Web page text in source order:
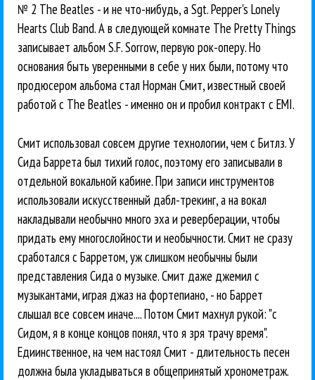
№ 2 The Beatles - и не что-нибудь, а Sgt. Pepper's Lonely
Hearts Club Band. А в следующей комнате The Pretty Things
записывает альбом S.F. Sorrow, первую рок-оперу. Но
основания быть уверенными в себе у них были, потому что
продюсером альбома стал Норман Смит, известный своей
работой с The Beatles - именно он и пробил контракт с EMI.
Смит использовал совсем другие технологии, чем с Битлз. У
Сида Баррета был тихий голос, поэтому его записывали в
отдельной вокальной кабине. При записи инструментов
использовали искусственный дабл-трекинг, а на вокал
накладывали необычно много эха и реверберации, чтобы
придать ему многослойности и необычности. Смит не сразу
сработался с Барретом, уж слишком необычны были
представления Сида о музыке. Смит даже джемил с
музыкантами, играя джаз на фортепиано, - но Баррет
слышал все совсем иначе.... Потом Смит махнул рукой: "с
Сидом, я в конце концов понял, что я зря трачу время".
Едиинственное, на чем настоял Смит - длительность песен
должна была укладываться в общепринятый хронометраж.